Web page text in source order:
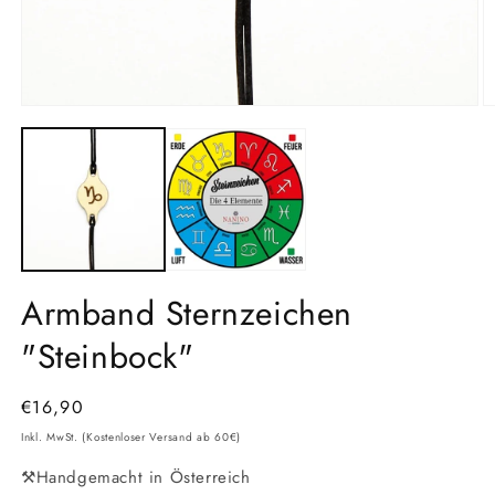
1
Armband Sternzeichen
"Steinbock"
Normaler
Preis
€16,90
Inkl. MwSt. (Kostenloser Versand ab 60€)
⚒️Handgemacht in Österreich